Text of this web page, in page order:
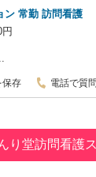
ン 常勤 訪問看護
保存 電話で質問
り堂訪問看護